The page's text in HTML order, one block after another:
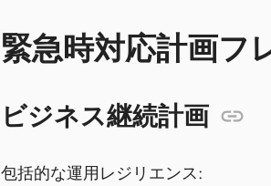
緊急時対応計画フ
ビジネス継続計画
包括的な運用レジリエンス: